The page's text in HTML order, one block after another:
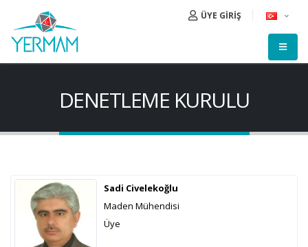
ÜYE GİRİŞ
DENETLEME KURULU
Sadi Civelekoğlu
Maden Mühendisi
Üye